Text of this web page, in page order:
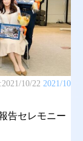
2021/10/22 2021/10
告セレモニー